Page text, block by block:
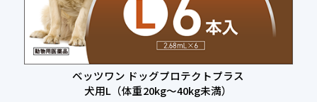
ベッツワン ドッグプロテクトプラス
犬用L（体重20kg～40kg未満）